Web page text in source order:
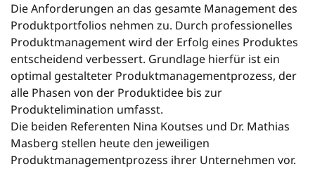
Die Anforderungen an das gesamte Management des
Produktportfolios nehmen zu. Durch professionelles
Produktmanagement wird der Erfolg eines Produktes
entscheidend verbessert. Grundlage hierfür ist ein
optimal gestalteter Produktmanagementprozess, der
alle Phasen von der Produktidee bis zur
Produktelimination umfasst.
Die beiden Referenten Nina Koutses und Dr. Mathias
Masberg stellen heute den jeweiligen
Produktmanagementprozess ihrer Unternehmen vor.